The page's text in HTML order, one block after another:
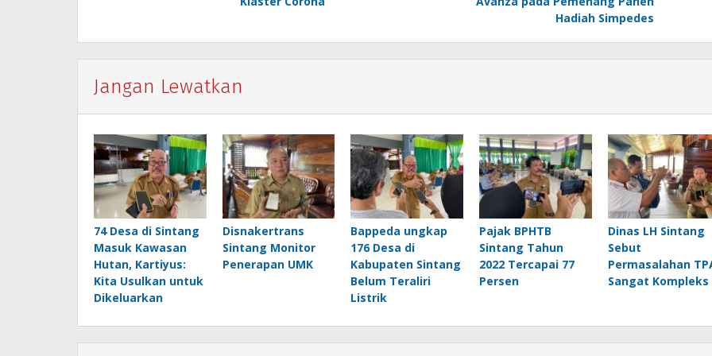
Hadiah Simpedes
Jangan Lewatkan
74 Desa di Sintang
Masuk Kawasan
Hutan, Kartiyus:
Kita Usulkan untuk
Dikeluarkan
Disnakertrans
Sintang Monitor
Penerapan UMK
Bappeda ungkap
176 Desa di
Kabupaten Sintang
Belum Teraliri
Listrik
Pajak BPHTB
Sintang Tahun
2022 Tercapai 77
Persen
Dinas LH Sintang
Sebut
Permasalahan
Sangat Kompleks